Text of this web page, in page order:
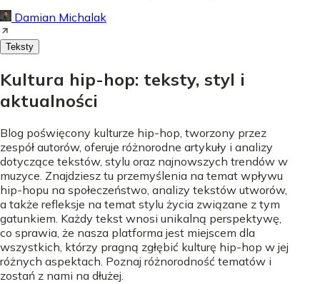
Damian Michalak
Teksty
Kultura hip-hop: teksty, styl i
aktualności
Blog poświęcony kulturze hip-hop, tworzony przez
zespół autorów, oferuje różnorodne artykuły i analizy
dotyczące tekstów, stylu oraz najnowszych trendów w
muzyce. Znajdziesz tu przemyślenia na temat wpływu
hip-hopu na społeczeństwo, analizy tekstów utworów,
a także refleksje na temat stylu życia związane z tym
gatunkiem. Każdy tekst wnosi unikalną perspektywę,
co sprawia, że nasza platforma jest miejscem dla
wszystkich, którzy pragną zgłębić kulturę hip-hop w jej
różnych aspektach. Poznaj różnorodność tematów i
zostań z nami na dłużej.